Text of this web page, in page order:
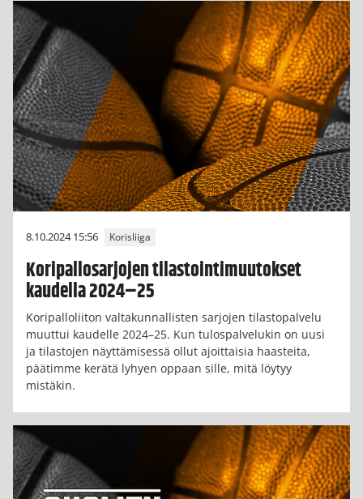
8.10.2024 15:56 Korisliiga
Koripallosarjojen tilastointimuutokset
kaudella 2024–25
Koripalloliiton valtakunnallisten sarjojen tilastopalvelu
muuttui kaudelle 2024–25. Kun tulospalvelukin on uusi
ja tilastojen näyttämisessä ollut ajoittaisia haasteita,
päätimme kerätä lyhyen oppaan sille, mitä löytyy
mistäkin.